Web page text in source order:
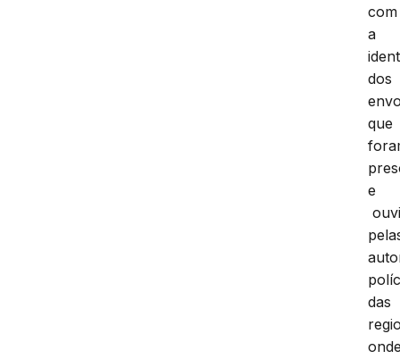
com
a
dos
que
e
das